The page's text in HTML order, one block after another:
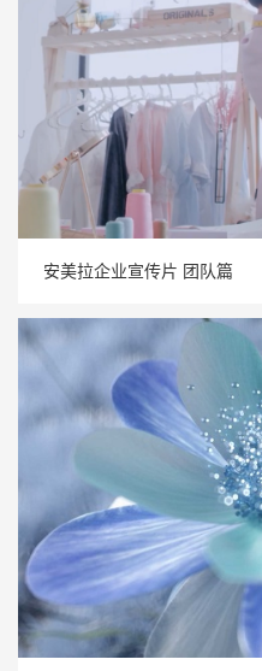
安美拉企业宣传片 团队篇
安美拉企业宣传片 团队篇